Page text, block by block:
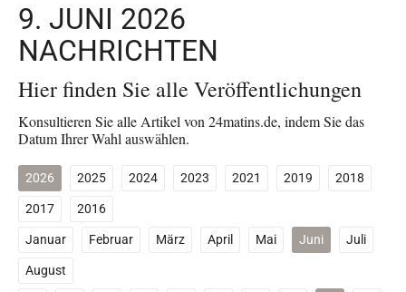
9. JUNI 2026
NACHRICHTEN
Hier finden Sie alle Veröffentlichungen
Konsultieren Sie alle Artikel von 24matins.de, indem Sie das
Datum Ihrer Wahl auswählen.
2026 2025 2024 2023 2021 2019
2018
2017
2016
Januar
Februar März April Mai Juni
Juli
August